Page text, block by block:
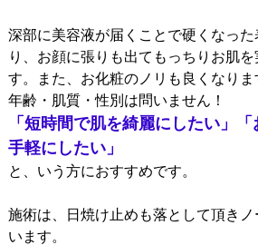
深部に美容液が届くことで硬くなっ
り、お顔に張りも出て もっちりお肌
す。
また、お化粧のノリも良くなりま
年齢・肌質・性別は問いません！
「短時間で肌を綺麗にしたい」
手軽にしたい」
と、いう方におすすめです。
施術は、日焼け止めも落として頂き
います。